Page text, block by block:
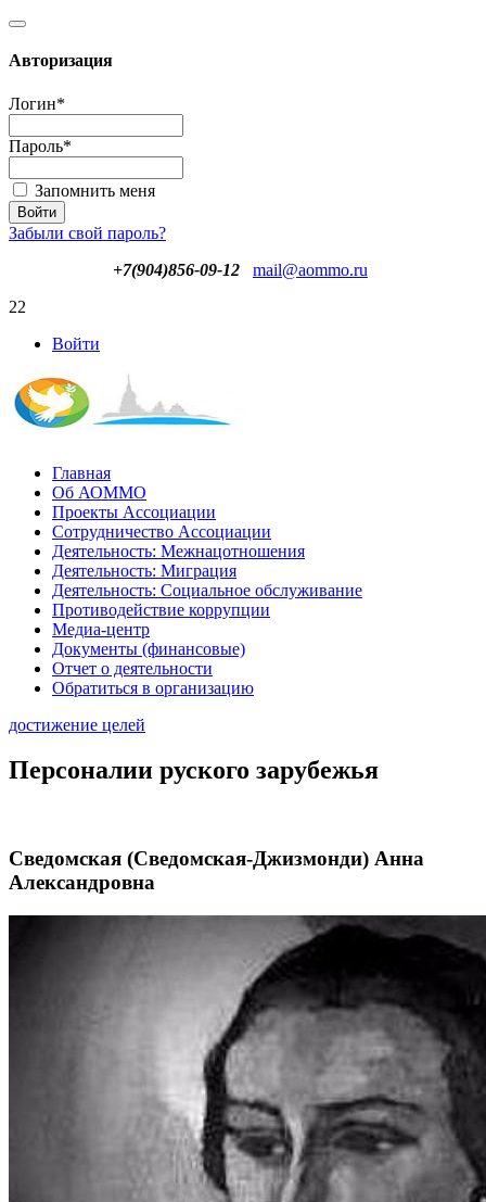
Авторизация
Логин*
Пароль*
Запомнить меня
Забыли свой пароль?
+7(904)856-09-12
mail@aommo.ru
22
Войти
Главная
Об АОММО
Проекты Ассоциации
Сотрудничество Ассоциации
Деятельность: Межнацотношения
Деятельность: Миграция
Деятельность: Социальное обслуживание
Противодействие коррупции
Медиа-центр
Документы (финансовые)
Отчет о деятельности
Обратиться в организацию
достижение целей
Персоналии руского зарубежья
Сведомская (Сведомская-Джизмонди) Анна
Александровна